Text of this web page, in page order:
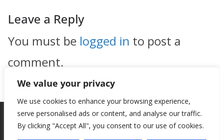
We value your privacy
We use cookies to enhance your browsing experience,
serve personalised ads or content, and analyse our traffic.
By clicking "Accept All", you consent to our use of cookies.
Leave a Reply
You must be logged in to post a
comment.